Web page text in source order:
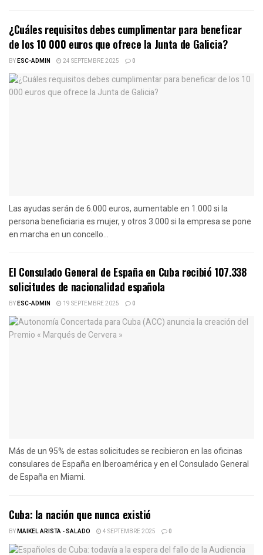
¿Cuáles requisitos debes cumplimentar para beneficar
de los 10 000 euros que ofrece la Junta de Galicia?
BYESC-ADMIN 24 SEPTEMBRE 2025 0
Las ayudas serán de 6.000 euros, aumentable en 1.000 si la
persona beneficiaria es mujer, y otros 3.000 si la empresa se pone
en marcha en un concello...
El Consulado General de España en Cuba recibió 107.338
solicitudes de nacionalidad española
BYESC-ADMIN 19 SEPTEMBRE 2025 0
Más de un 95% de estas solicitudes se recibieron en las oficinas
consulares de España en Iberoamérica y en el Consulado General
de España en Miami.
Cuba: la nación que nunca existió
BYMAIKEL ARISTA - SALADO 4 SEPTEMBRE 2025 0